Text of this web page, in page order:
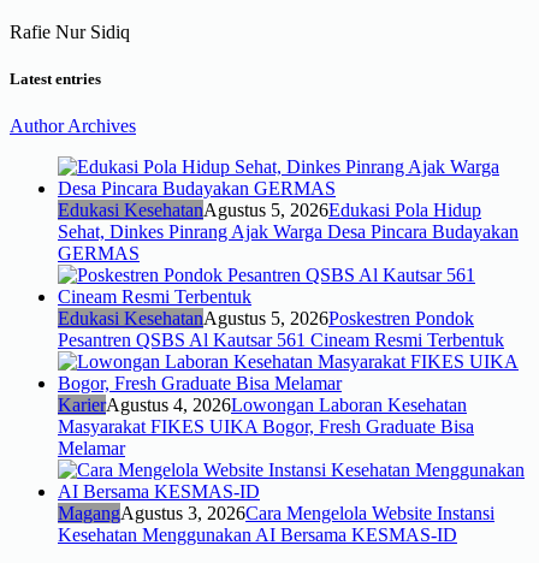
Rafie Nur Sidiq
Latest entries
Author Archives
Edukasi KesehatanAgustus 5, 2026Edukasi Pola Hidup
Sehat, Dinkes Pinrang Ajak Warga Desa Pincara Budayakan
GERMAS
Edukasi KesehatanAgustus 5, 2026Poskestren Pondok
Pesantren QSBS Al Kautsar 561 Cineam Resmi Terbentuk
KarierAgustus 4, 2026Lowongan Laboran Kesehatan
Masyarakat FIKES UIKA Bogor, Fresh Graduate Bisa
Melamar
MagangAgustus 3, 2026Cara Mengelola Website Instansi
Kesehatan Menggunakan AI Bersama KESMAS-ID